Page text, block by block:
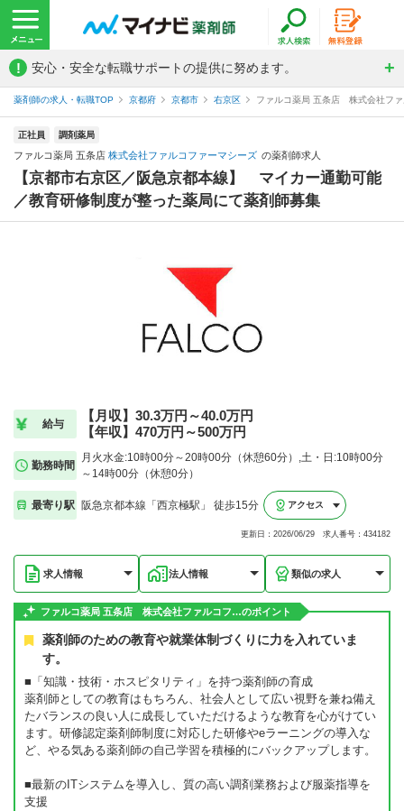
! 安心・安全な転職サポートの提供に努めます。
薬剤師の求人・転職TOP 京都府 京都市 右京区 ファルコ薬局 五条店 株式会社フ
正社員 調剤薬局
ファルコ薬局 五条店 株式会社ファルコファーマシーズ の薬剤師求人
【京都市右京区／阪急京都本線】 マイカー通勤可能
／教育研修制度が整った薬局にて薬剤師募集
給与
【月収】30.3万円～40.0万円
【年収】470万円～500万円
勤務時間
月火水金:10時00分～20時00分（休憩60分）,土・日:10時00分
～14時00分（休憩0分）
最寄り駅 阪急京都本線「西京極駅」 徒歩15分 アクセス
更新日：2026/06/29 求人番号：434182
求人情報 法人情報 類似の求人
ファルコ薬局 五条店 株式会社ファルコフ…のポイント
薬剤師のための教育や就業体制づくりに力を入れていま
す。
■「知識・技術・ホスピタリティ」を持つ薬剤師の育成
薬剤師としての教育はもちろん、社会人として広い視野を兼ね備え
たバランスの良い人に成長していただけるような教育を心がけてい
ます。研修認定薬剤師制度に対応した研修やeラーニングの導入な
ど、やる気ある薬剤師の自己学習を積極的にバックアップします。
■最新のITシステムを導入し、質の高い調剤業務および服薬指導を
支援